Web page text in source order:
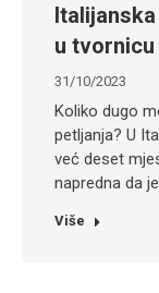
u tvornicu
31/10/2023
Koliko dugo
petljanja? U
već deset
napredna da
Više